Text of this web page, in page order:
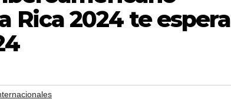
Rica 2024 te espera